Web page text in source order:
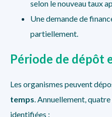
selon le nouveautaux
Une demande de
partiellement.
Période de dépôt
Les organismes peuvent
temps. Annuellement, quatre
identifiées :